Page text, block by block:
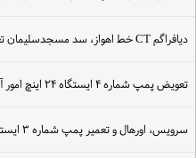
دیافراگم CT خط اهواز، سد مسجدسلیمان تعویض شد
تعویض پمپ شماره ۴ ایستگاه ۲۴ اینچ امور آبرسانی مسجدسلیمان با پمپ جدید
سرویس، اورهال و تعمیر پمپ شماره ۳ ایستگاه ۲۴ اینچ مسجدسلیمان